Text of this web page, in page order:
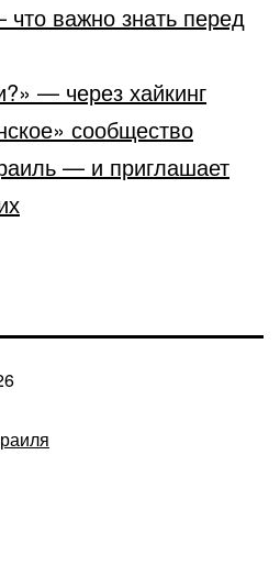
важно знать перед
— через хайкинг
сообщество
— и приглашает